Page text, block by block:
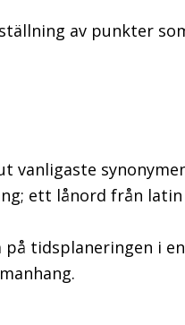
av punkter
vanligaste
ett lånord från
på tidsplaneringen i